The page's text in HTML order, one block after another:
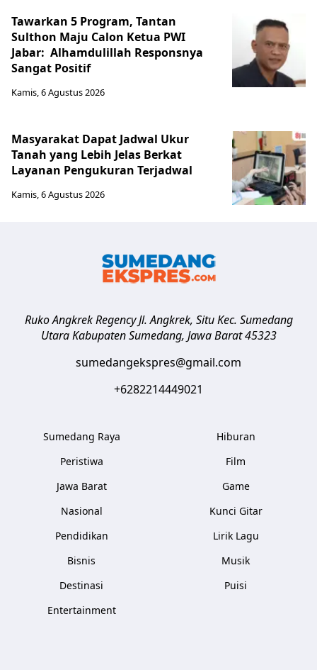
Tawarkan 5 Program, Tantan
Sulthon Maju Calon Ketua PWI
Jabar: Alhamdulillah Responsnya
Sangat Positif
Kamis, 6 Agustus 2026
Masyarakat Dapat Jadwal Ukur
Tanah yang Lebih Jelas Berkat
Layanan Pengukuran Terjadwal
Kamis, 6 Agustus 2026
Ruko Angkrek Regency Jl. Angkrek, Situ Kec. Sumedang
Utara Kabupaten Sumedang, Jawa Barat 45323
sumedangekspres@gmail.com
+6282214449021
Sumedang Raya
Peristiwa
Jawa Barat
Nasional
Pendidikan
Bisnis
Destinasi
Entertainment
Hiburan
Film
Game
Kunci Gitar
Lirik Lagu
Musik
Puisi